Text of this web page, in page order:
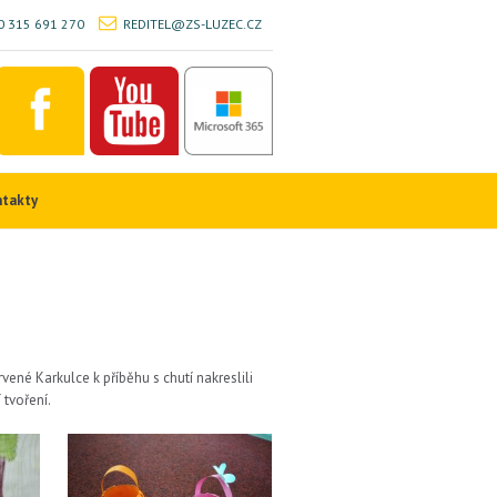
REDITEL@ZS-LUZEC.CZ
315 691 270
Karkulce k příběhu s chutí nakreslili
tvoření.